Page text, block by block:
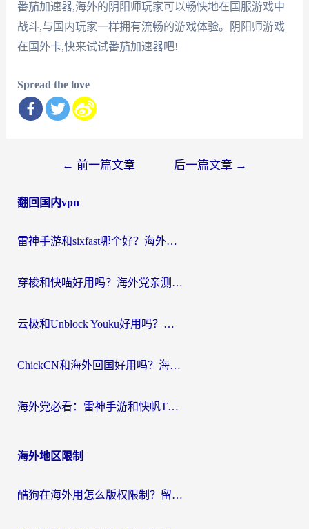
番茄加速器,海外的阴阳师玩家可以畅快地在国服游戏中
战斗,与国内玩家一样拥有流畅的游戏体验。阴阳师游戏
在国外卡,快来试试番茄加速器吧!
Spread the love
导
← 前一篇文章 后一篇文章 →
翻回国内vpn
雷神手游和sixfast哪个好？海外党亲测3款回国加速器，教你选对不踩坑
穿梭和快喵好用吗？海外党亲测：小众加速器对比+番茄加速器深度体验
云极和Unblock Youku好用吗？海外党亲测+2026回国加速器避坑指南
ChickCN和海外回国好用吗？海外党2026亲测：从手游到影音，选对加速器的3个关键
海外党必看：雷神手游和快帆TV版好用吗？3步选对回国加速器不踩坑
海外地区限制
酷狗在海外用怎么版权限制？留学生亲测：3步解决听国内音乐难题